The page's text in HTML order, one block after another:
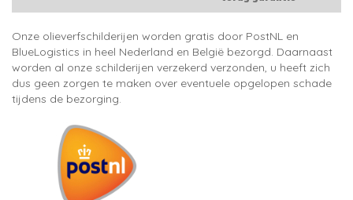
Onze olieverfschilderijen worden gratis door PostNL en
BlueLogistics in heel Nederland en België bezorgd. Daarnaast
worden al onze schilderijen verzekerd verzonden, u heeft zich
dus geen zorgen te maken over eventuele opgelopen schade
tijdens de bezorging.